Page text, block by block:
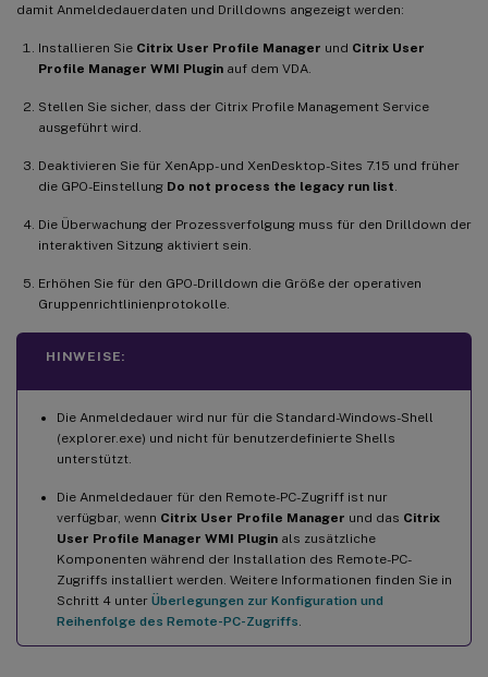
damit Anmeldedauerdaten und Drilldowns angezeigt werden:
Installieren Sie Citrix User Profile Manager und Citrix User
Profile Manager WMI Plugin auf dem VDA.
Stellen Sie sicher, dass der Citrix Profile Management Service
ausgeführt wird.
Deaktivieren Sie für XenApp- und XenDesktop-Sites 7.15 und früher
die GPO-Einstellung Do not process the legacy run list
Die Überwachung der Prozessverfolgung muss für den Drilldown der
interaktiven Sitzung aktiviert sein.
Erhöhen Sie für den GPO-Drilldown die Größe der operativen
Gruppenrichtlinienprotokolle.
HINWEISE:
Die Anmeldedauer wird nur für die Standard-Windows-Shell
(explorer.exe) und nicht für benutzerdefinierte Shells
unterstützt.
Die Anmeldedauer für den Remote-PC-Zugriff ist nur
verfügbar, wenn Citrix User Profile Manager und das Citrix
User Profile Manager WMI Plugin als zusätzliche
Komponenten während der Installation des Remote-PC-
Zugriffs installiert werden. Weitere Informationen finden Sie in
Schritt 4 unter Überlegungen zur Konfiguration und
Reihenfolge des Remote-PC-Zugriffs